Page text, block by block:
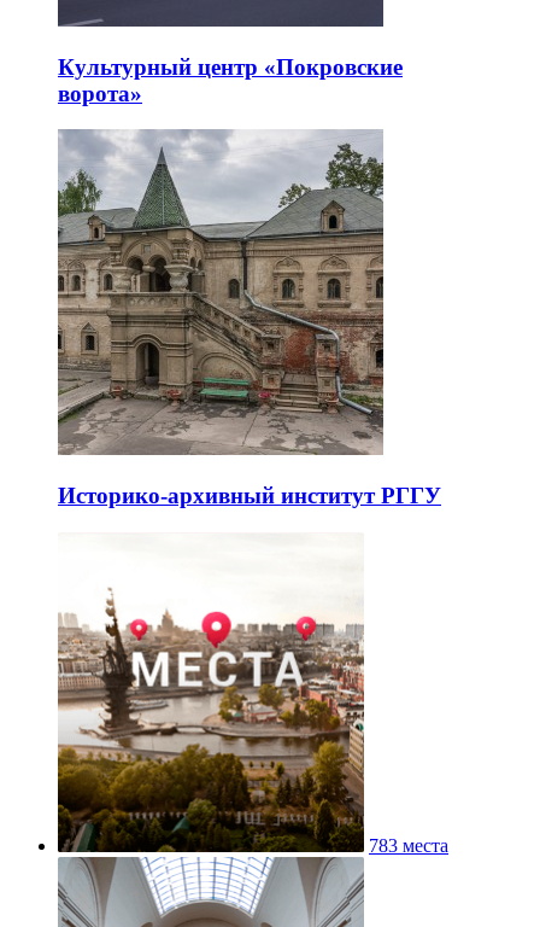
Культурный центр «Покровские
ворота»
Историко-архивный институт РГГУ
783 места